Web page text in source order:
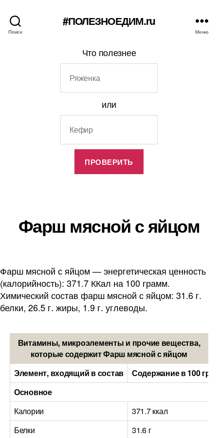
Поиск
#ПОЛЕЗНОЕДИМ.ru
Меню
Что полезнее
или
Фарш мясной с яйцом
Фарш мясной с яйцом — энергетическая ценность
(калорийность): 371.7 ККал на 100 грамм.
Химический состав фарш мясной с яйцом: 31.6 г.
белки, 26.5 г. жиры, 1.9 г. углеводы.
Витамины, микроэлементы и прочие вещества,
которые содержит Фарш мясной с яйцом
Элемент, входящий в состав
Содержание в 100
Основное
Калории
371.7 ккал
Белки
31.6 г